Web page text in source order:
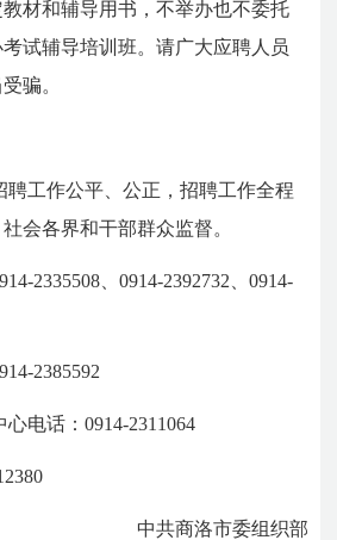
材和辅导用书，不举办也不委托
试辅导培训班。请广大应聘人员
骗。
聘工作公平、公正，招聘工作全程
会各界和干部群众监督。
2335508、0914-2392732、0914-
2385592
电话：0914-2311064
中共商洛市委组织部